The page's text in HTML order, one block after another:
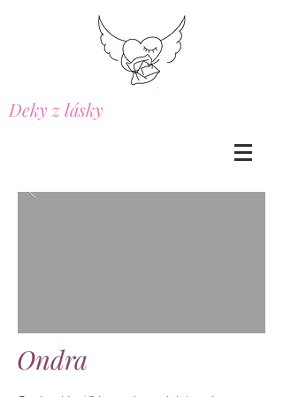
Deky z lásky
Ondra